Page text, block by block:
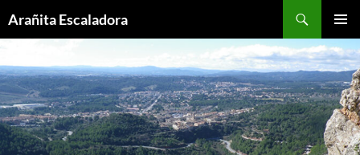
to
content
Arañita Escaladora
MENU